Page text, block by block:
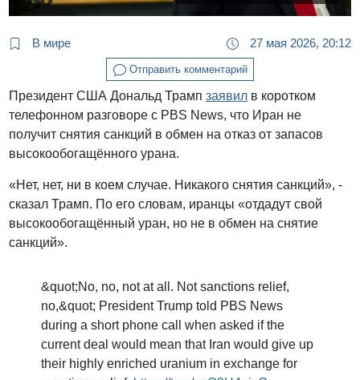
В мире 27 мая 2026, 20:12
Отправить комментарий
Президент США Дональд Трампзаявил в коротком
телефонном разговоре с PBS News, что Иран не
получит снятия санкций в обмен на отказ от запасов
высокообогащённого урана.
«Нет, нет, ни в коем случае. Никакого снятия санкций», -
сказал Трамп. По его словам, иранцы «отдадут свой
высокообогащённый уран, но не в обмен на снятие
санкций».
&quot;No, no, not at all. Not sanctions relief,
no,&quot; President Trump told PBS News
during a short phone call when asked if the
current deal would mean that Iran would give up
their highly enriched uranium in exchange for